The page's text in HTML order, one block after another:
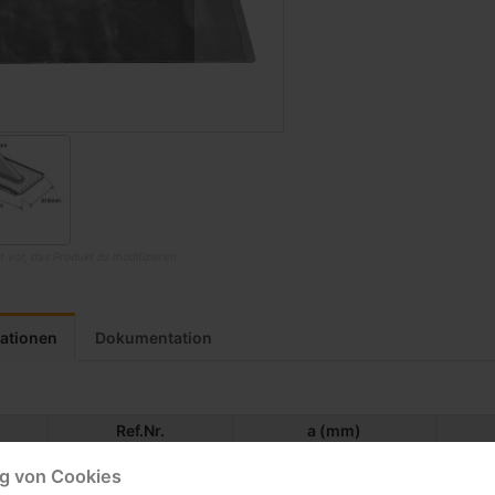
Dokumentation
Ref.Nr. a (mm)
von Cookies